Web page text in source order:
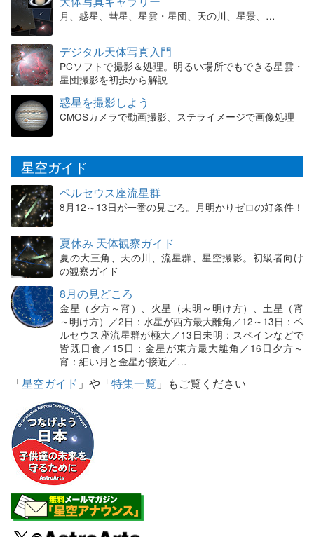
月、惑星、彗星、星雲・星団、天の川、星景、…
デジタル天体写真入門
PCソフトで撮影＆処理。明るい場所でもできる星雲・
星団撮影を初歩から解説
惑星を撮影しよう
CMOSカメラで動画撮影、ステライメージで画像処理
星空ガイド
ペルセウス座流星群
8月12～13日が一番の見ごろ。月明かりゼロの好条件！
夏休み 天体観察ガイド
夏の大三角、天の川、流星群、星空撮影。初級者向け
の観察ガイド
8月の見どころ
金星（夕方～宵）、火星（未明～明け方）、土星（宵
～明け方）／2日：水星が西方最大離角／12～13日：ペ
ルセウス座流星群が極大／13日未明：スペインなどで
皆既日食／15日：金星が東方最大離角／16日夕方～
宵：細い月と金星が接近／…
「星空ガイド 」や「特集一覧 」もご覧ください